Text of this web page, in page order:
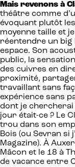
Mais revenons à
théâtre comme
évoquant plutôt
moyenne taille et
réentendre un big
espace. Son
public, la
des cuivres en
proximité,
travaillant sans
expérience sans
dont je chercherai
jour était-ce ? Le
trou dans son
Bois (ou Sevran si
Magazine). À
Mâcon et le 18 à
de vacance entre